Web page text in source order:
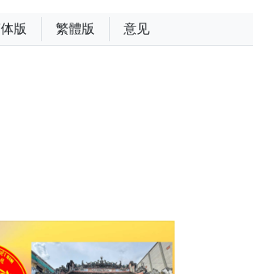
版 繁體版 意见